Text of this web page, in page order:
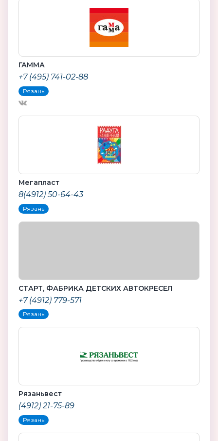
ГАММА
+7 (495) 741-02-88
Рязань
Мегапласт
8(4912) 50-64-43
Рязань
СТАРТ, ФАБРИКА ДЕТСКИХ АВТОКРЕСЕЛ
+7 (4912) 779-571
Рязань
Рязаньвест
(4912) 21-75-89
Рязань